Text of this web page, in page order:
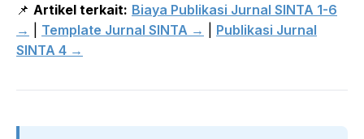
📌 Artikel terkait: Biaya Publikasi Jurnal SINTA 1-6
→
Template Jurnal SINTA →
Publikasi Jurnal
SINTA 4 →